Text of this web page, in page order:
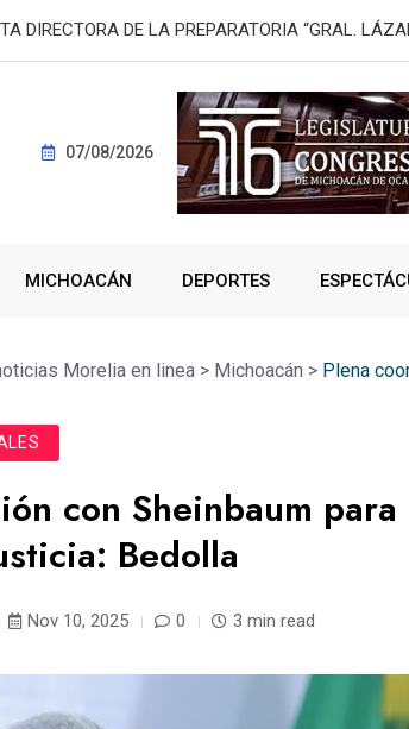
su meta al dispersar 204 mil semillas con
07/08/2026
MICHOACÁN DEPORTES
Morelia en linea > Michoacán > Plena
con Sheinbaum
Bedolla
Nov 10, 2025 0 3 min read